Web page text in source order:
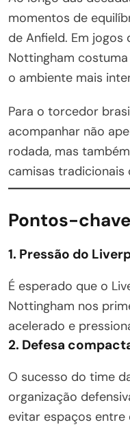
momentos de
de Anfield. Em
Nottingham
o ambiente mais
Para o torcedor
acompanhar não
rodada, mas
camisas tradicionais
Pontos-
1. Pressão do
É esperado que o
Nottingham nos
acelerado e
2. Defesa
O sucesso do time
organização
evitar espaços